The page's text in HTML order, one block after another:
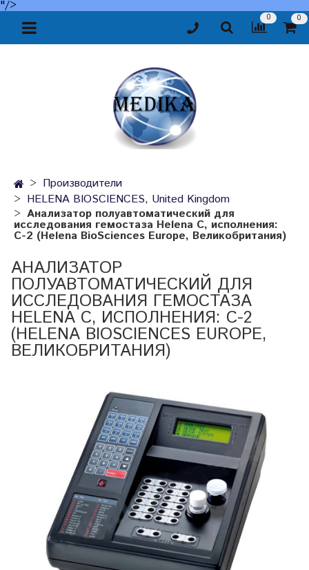
"/>
0 0
Производители
HELENA BIOSCIENCES, United Kingdom
Анализатор полуавтоматический для
исследования гемостаза Helena C, исполнения:
С-2 (Helena BioSciences Europe, Великобритания)
АНАЛИЗАТОР
ПОЛУАВТОМАТИЧЕСКИЙ ДЛЯ
ИССЛЕДОВАНИЯ ГЕМОСТАЗА
HELENA C, ИСПОЛНЕНИЯ: С-2
(HELENA BIOSCIENCES EUROPE,
ВЕЛИКОБРИТАНИЯ)